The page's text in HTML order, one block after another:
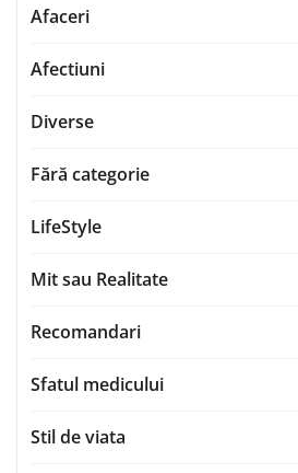
Afaceri
Afectiuni
Diverse
Fără categorie
LifeStyle
Mit sau Realitate
Recomandari
Sfatul medicului
Stil de viata